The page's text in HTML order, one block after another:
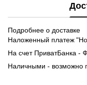
Подробнее о доставке
Наложенный платеж
На счет ПриватБанка -
Наличными - возможно